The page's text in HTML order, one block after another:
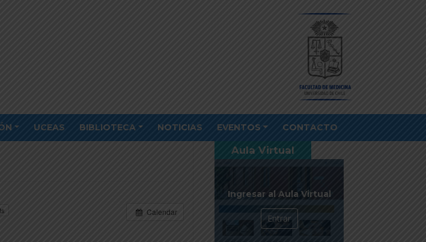
UCEAS BIBLIOTECA NOTICIAS EVENTOS CONTACTO
Calendar
Aula Virtual
Ingresar al Aula Virtual
Entrar